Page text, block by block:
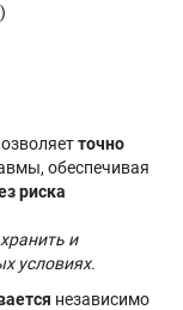
точно
обеспечивая
риска
и
условиях.
независимо